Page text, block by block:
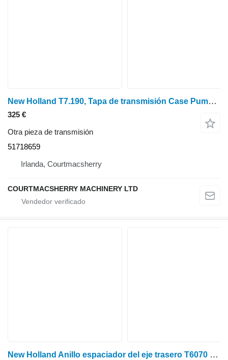
New Holland T7.190, Tapa de transmisión Case Puma 140, 150, 165 51718659, 518 para tractor de ruedas
325 €
Otra pieza de transmisión
51718659
Irlanda, Courtmacsherry
COURTMACSHERRY MACHINERY LTD
New Holland Anillo espaciador del eje trasero T6070 Plus/Elite T69 5191492 engranaje para caja de cambios para New Holland T6070 Plus tractor de ruedas